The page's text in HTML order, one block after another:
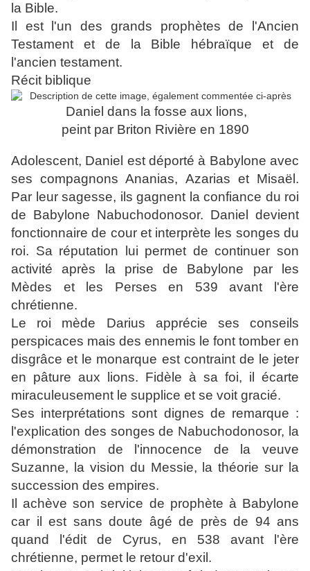
la Bible.
Il est l'un des grands prophètes de l'Ancien
Testament et de la Bible hébraïque et de
l'ancien testament.
Récit biblique
Daniel dans la fosse aux lions,
peint par Briton Rivière en 1890
Adolescent, Daniel est déporté à Babylone avec
ses compagnons Ananias, Azarias et Misaël.
Par leur sagesse, ils gagnent la confiance du roi
de Babylone Nabuchodonosor. Daniel devient
fonctionnaire de cour et interprète les songes du
roi. Sa réputation lui permet de continuer son
activité après la prise de Babylone par les
Mèdes et les Perses en 539 avant l'ère
chrétienne.
Le roi mède Darius apprécie ses conseils
perspicaces mais des ennemis le font tomber en
disgrâce et le monarque est contraint de le jeter
en pâture aux lions. Fidèle à sa foi, il écarte
miraculeusement le supplice et se voit gracié.
Ses interprétations sont dignes de remarque :
l'explication des songes de Nabuchodonosor, la
démonstration de l'innocence de la veuve
Suzanne, la vision du Messie, la théorie sur la
succession des empires.
Il achève son service de prophète à Babylone
car il est sans doute âgé de près de 94 ans
quand l'édit de Cyrus, en 538 avant l'ère
chrétienne, permet le retour d'exil.